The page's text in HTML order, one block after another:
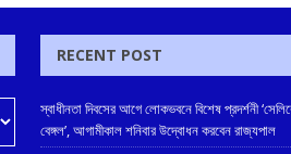
RECENT POST
স্বাধীনতা দিবসের আগে লোকভবনে বিশেষ প্রদর্শনী
বেঙ্গল’, আগামীকাল শনিবার উদ্বোধন করবেন রাজ্যপাল